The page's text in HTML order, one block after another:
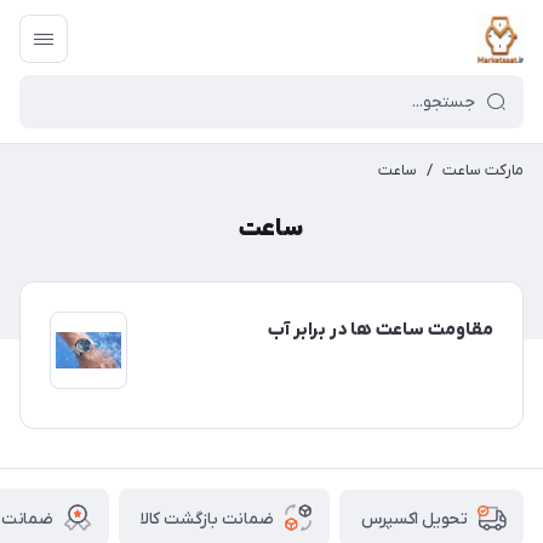
مارکت ساعت / ساعت
ساعت
مقاومت ساعت ها در برابر آب
تحویل اکسپرس ضمانت بازگشت کالا ضمانت